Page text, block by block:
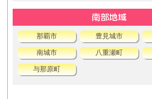
南部地域
那覇市 豊見城市
南城市 八重瀬町
与那原町